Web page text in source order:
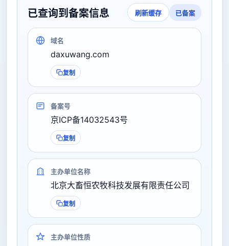
已查询到备案信息 刷新缓存 已备案
域名
daxuwang.com
复制
备案号
京ICP备14032543号
复制
主办单位名称
北京大畜恒农牧科技发展有限责任公司
复制
主办单位性质